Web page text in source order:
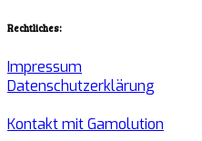
Rechtliches:
Impressum
Datenschutzerklärung
Kontakt mit Gamolution